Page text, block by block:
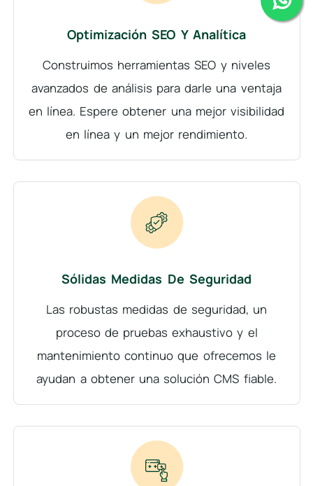
Optimización SEO Y Analítica
Construimos herramientas SEO y niveles
avanzados de análisis para darle una ventaja
en línea. Espere obtener una mejor visibilidad
en línea y un mejor rendimiento.
Sólidas Medidas De Seguridad
Las robustas medidas de seguridad, un
proceso de pruebas exhaustivo y el
mantenimiento continuo que ofrecemos le
ayudan a obtener una solución CMS fiable.